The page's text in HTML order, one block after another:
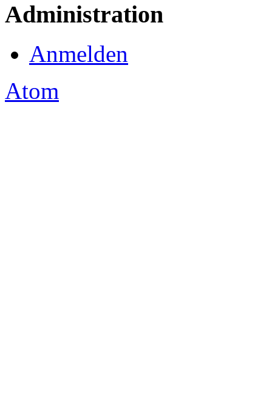
Administration
Anmelden
Atom